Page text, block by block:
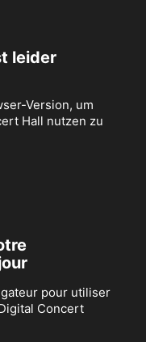
leider
Version, um
Hall nutzen zu
pour utiliser
Concert